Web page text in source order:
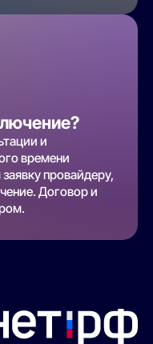
и
времени
провайдеру,
Договор и